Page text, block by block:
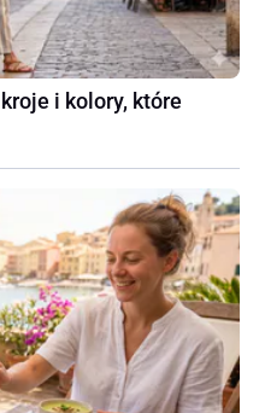
i kolory, które